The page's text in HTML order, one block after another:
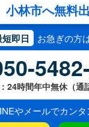
小林市へ無料
短即日 お急ぎの方
24時間年中無休（通
やメールでカン